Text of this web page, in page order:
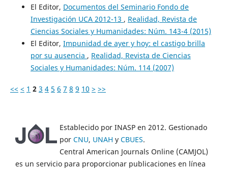
El Editor, Documentos del Seminario Fondo de
Investigación UCA 2012-13 , Realidad, Revista de
Ciencias Sociales y Humanidades: Núm. 143-4 (2015)
El Editor, Impunidad de ayer y hoy: el castigo brilla
por su ausencia , Realidad, Revista de Ciencias
Sociales y Humanidades: Núm. 114 (2007)
<< < 1 2 3 4 5 6 7 8 9 10 > >>
Establecido por INASP en 2012. Gestionado
por CNU, UNAH y CBUES.
Central American Journals Online (CAMJOL)
es un servicio para proporcionar publicaciones en línea